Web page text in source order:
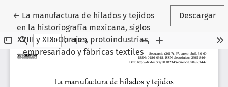
← Volver a los detalles del artículo
La manufactura de hilados y tejidos
en la historiografía mexicana, siglos
XVIII y XIX. Obrajes, protoindustrias,
empresariado y fábricas textiles
Descargar